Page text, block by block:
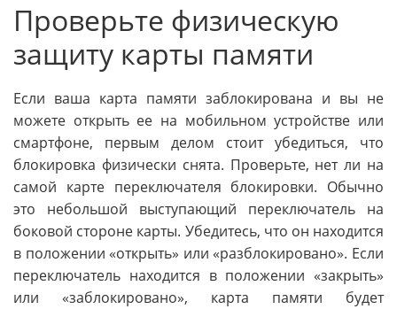
Проверьте физическую
защиту карты памяти
Если ваша карта памяти заблокирована и вы не
можете открыть ее на мобильном устройстве или
смартфоне, первым делом стоит убедиться, что
блокировка физически снята. Проверьте, нет ли на
самой карте переключателя блокировки. Обычно
это небольшой выступающий переключатель на
боковой стороне карты. Убедитесь, что он находится
в положении «открыть» или «разблокировано». Если
переключатель находится в положении «закрыть»
или «заблокировано», карта памяти будет